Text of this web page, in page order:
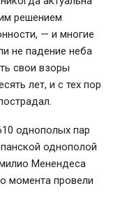
решением
— и многие
не падение неба
свои взоры
лет, и с тех пор
однополых пар
однополой
Менендеса
момента провели